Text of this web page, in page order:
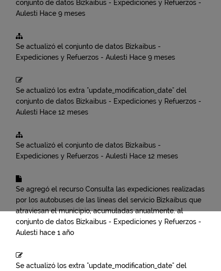
conjunto de datos Bizkaibus - Expediciones y Refuerzos -
Aulesti Hace 9 meses
Se actualizó el conjunto de datos Bizkaibus -
Expediciones y Refuerzos - Aulesti Hace 9 meses
Se actualizó los extra "update_modification_date" del
conjunto de datos Bizkaibus - Expediciones y Refuerzos -
Aulesti Hace 12 meses
Se actualizó el conjunto de datos Bizkaibus -
Expediciones y Refuerzos - Aulesti Hace 12 meses
Se agregó el recurso Consulta las expediciones realizadas
por los autobuses de las líneas del servicio Bizkaibus que
atraviesan el municipio, acumuladas anualmente.al
conjunto de datos Bizkaibus - Expediciones y Refuerzos -
Aulesti hace 1 año
Se actualizó los extra "update_modification_date" del